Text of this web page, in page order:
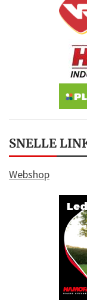
SNELLE
Webshop